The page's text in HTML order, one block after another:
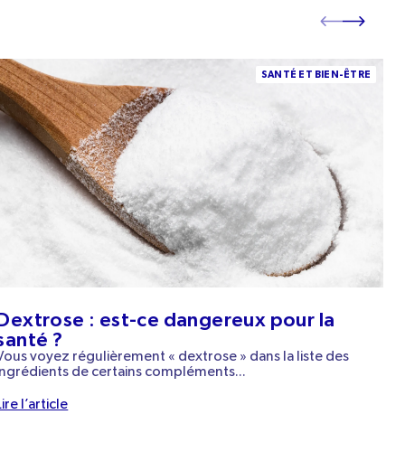
: est-ce dangereux pour la santé ?SANTÉ ET BIEN-ÊTRE
Dextrose : est-ce dangereux pour la
?
voyez régulièrement « dextrose » dans la liste des
de certains compléments...
l’article